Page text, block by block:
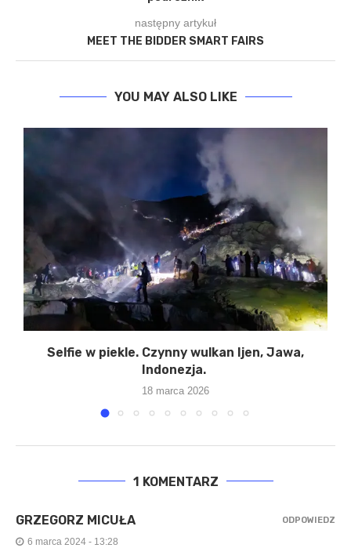
następny artykuł
MEET THE BIDDER SMART FAIRS
YOU MAY ALSO LIKE
Selfie w piekle. Czynny wulkan Ijen, Jawa,
Indonezja.
18 marca 2026
1 KOMENTARZ
GRZEGORZ MICUŁA
6 marca 2024 - 13:28
ODPOWIEDZ